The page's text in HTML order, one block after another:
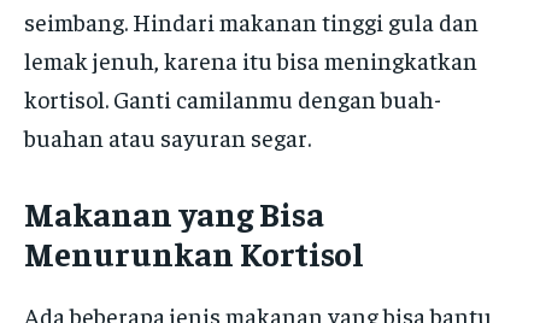
seimbang. Hindari makanan tinggi gula dan
lemak jenuh, karena itu bisa meningkatkan
kortisol. Ganti camilanmu dengan buah-
buahan atau sayuran segar.
Makanan yang Bisa
Menurunkan Kortisol
Ada beberapa jenis makanan yang bisa bantu